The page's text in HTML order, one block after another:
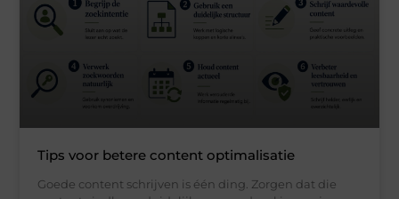
Tips voor betere content optimalisatie
Goede content schrijven is één ding. Zorgen dat die